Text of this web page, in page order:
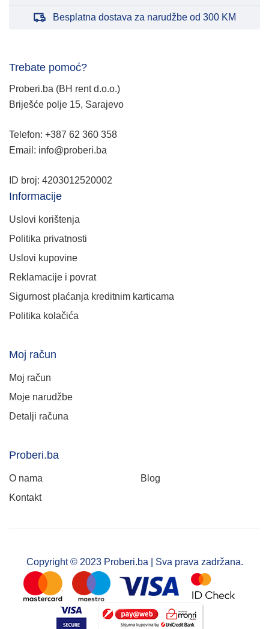
Besplatna dostava za narudžbe od 300 KM
Trebate pomoć?
Proberi.ba (BH rent d.o.o.)
Briješće polje 15, Sarajevo
Telefon: +387 62 360 358
Email: info@proberi.ba
ID broj: 4203012520002
Informacije
Uslovi korištenja
Politika privatnosti
Uslovi kupovine
Reklamacije i povrat
Sigurnost plaćanja kreditnim karticama
Politika kolačića
Moj račun
Moj račun
Moje narudžbe
Detalji računa
Proberi.ba
O nama
Blog
Kontakt
Copyright © 2023 Proberi.ba | Sva prava zadržana.